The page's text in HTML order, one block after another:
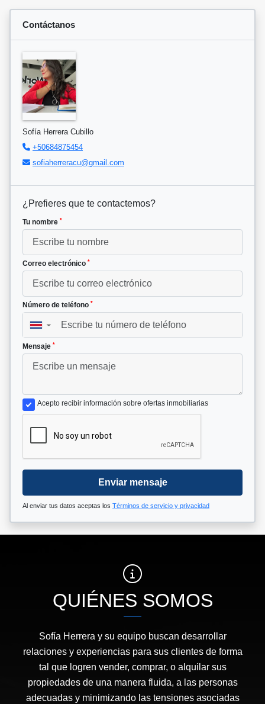
Contáctanos
Sofía Herrera Cubillo
+50684875454
sofiaherreracu@gmail.com
¿Prefieres que te contactemos?
Tu nombre *
Correo electrónico *
Número de teléfono *
▼
Mensaje *
Acepto recibir información sobre ofertas inmobiliarias
Enviar mensaje
Al enviar tus datos aceptas los Términos de servicio y privacidad
QUIÉNES SOMOS
Sofía Herrera y su equipo buscan desarrollar
relaciones y experiencias para sus clientes de forma
tal que logren vender, comprar, o alquilar sus
propiedades de una manera fluida, a las personas
adecuadas y minimizando las tensiones asociadas